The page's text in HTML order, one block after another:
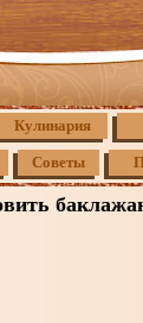
Кулинария
Советы